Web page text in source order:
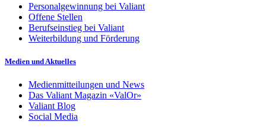
Personalgewinnung bei Valiant
Offene Stellen
Berufseinstieg bei Valiant
Weiterbildung und Förderung
Medien und Aktuelles
Medienmitteilungen und News
Das Valiant Magazin «ValOr»
Valiant Blog
Social Media